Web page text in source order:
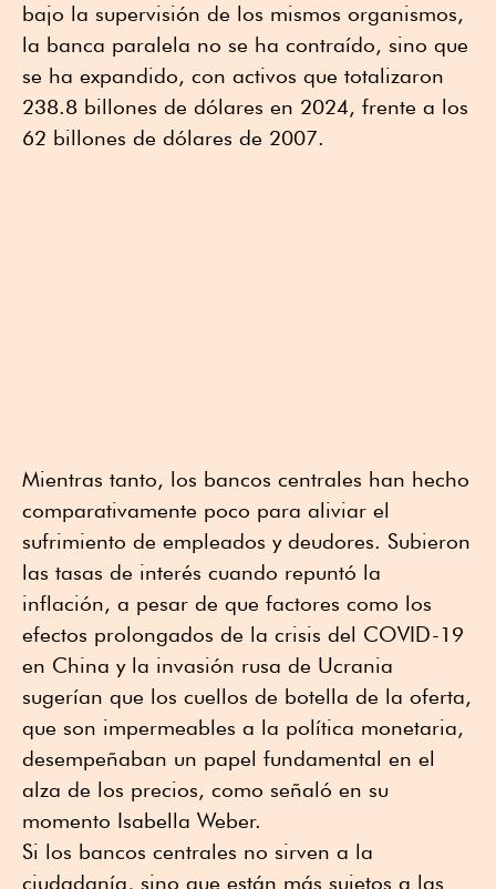
bajo la supervisión de los mismos organismos,
la banca paralela no se ha contraído, sino que
se ha expandido, con activos que totalizaron
238.8 billones de dólares en 2024, frente a los
62 billones de dólares de 2007.
Mientras tanto, los bancos centrales han hecho
comparativamente poco para aliviar el
sufrimiento de empleados y deudores. Subieron
las tasas de interés cuando repuntó la
inflación, a pesar de que factores como los
efectos prolongados de la crisis del COVID-19
en China y la invasión rusa de Ucrania
sugerían que los cuellos de botella de la oferta,
que son impermeables a la política monetaria,
desempeñaban un papel fundamental en el
alza de los precios, como señaló en su
momento Isabella Weber.
Si los bancos centrales no sirven a la
ciudadanía, sino que están más sujetos a las